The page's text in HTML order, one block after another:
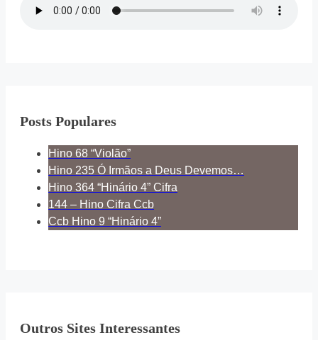
Posts Populares
Hino 68 “Violão”
Hino 235 Ó Irmãos a Deus Devemos…
Hino 364 “Hinário 4” Cifra
144 – Hino Cifra Ccb
Ccb Hino 9 “Hinário 4”
Outros Sites Interessantes